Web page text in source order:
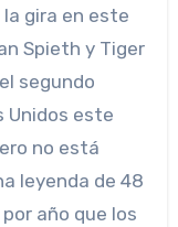
gira en este
Spieth y Tiger
segundo
Unidos este
no está
leyenda de 48
año que los